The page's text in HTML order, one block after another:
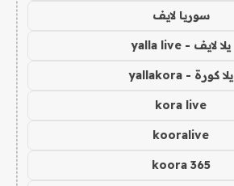
سوريا لايف
يلا لايف - yalla live
يلا كورة - yallakora
kora live
kooralive
koora 365